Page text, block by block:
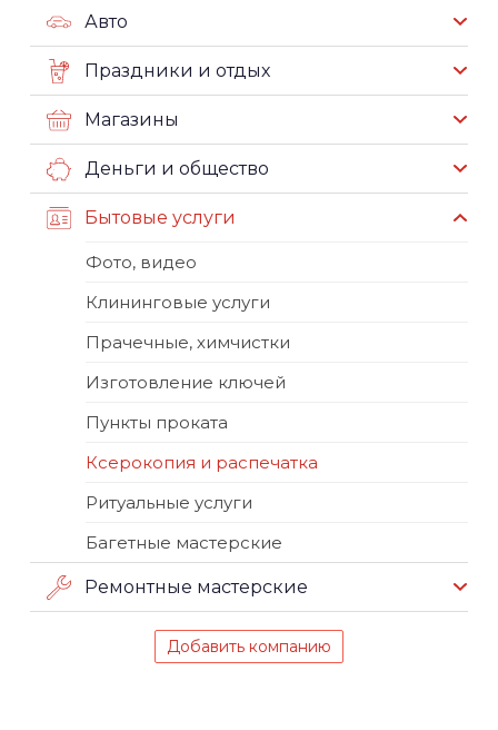
Авто
Праздники и отдых
Магазины
Деньги и общество
Бытовые услуги
Фото, видео
Клининговые услуги
Прачечные, химчистки
Изготовление ключей
Пункты проката
Ксерокопия и распечатка
Ритуальные услуги
Багетные мастерские
Ремонтные мастерские
Добавить компанию